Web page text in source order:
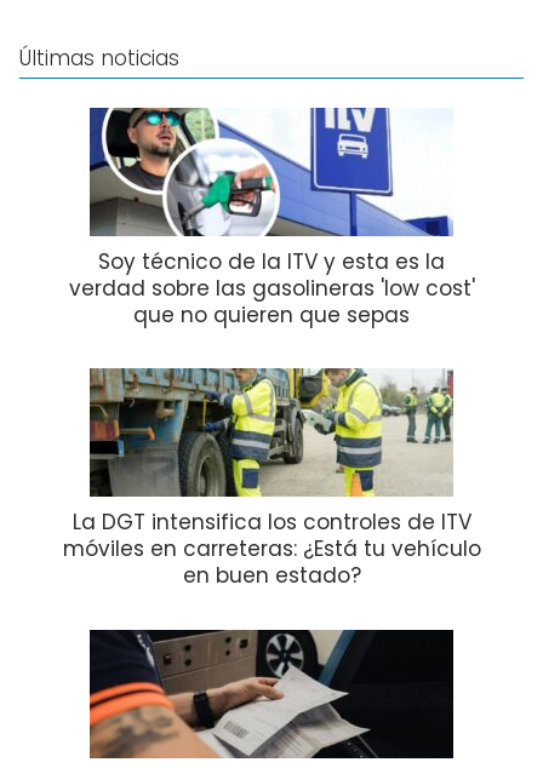
Últimas noticias
Soy técnico de la ITV y esta es la
verdad sobre las gasolineras 'low cost'
que no quieren que sepas
La DGT intensifica los controles de ITV
móviles en carreteras: ¿Está tu vehículo
en buen estado?